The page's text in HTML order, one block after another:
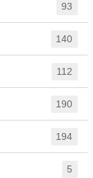
93
140
112
190
194
5